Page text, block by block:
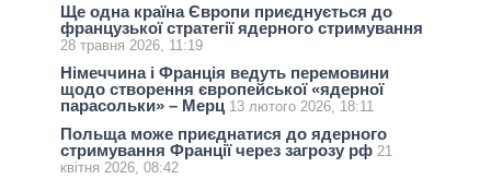
Ще одна країна Європи приєднується до
французької стратегії ядерного стримування
28 травня 2026, 11:19
Німеччина і Франція ведуть перемовини
щодо створення європейської «ядерної
парасольки» – Мерц 13 лютого 2026, 18:11
Польща може приєднатися до ядерного
стримування Франції через загрозу рф 21
квітня 2026, 08:42